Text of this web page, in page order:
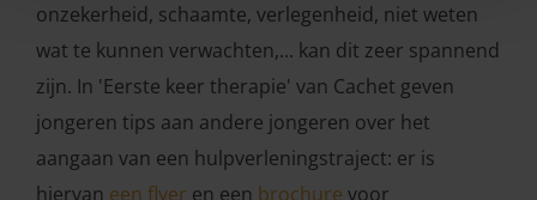
onzekerheid, schaamte, verlegenheid, niet weten
wat te kunnen verwachten,... kan dit zeer spannend
zijn. In 'Eerste keer therapie' van Cachet geven
jongeren tips aan andere jongeren over het
aangaan van een hulpverleningstraject: er is
hiervan een flyer en een brochure voor